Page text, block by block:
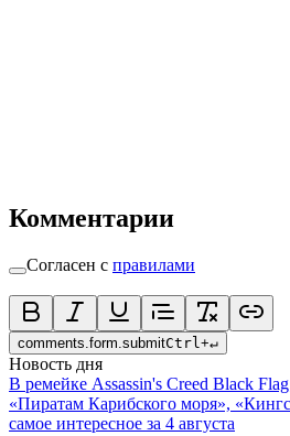
Комментарии
Согласен с правилами
comments.form.submitCtrl +↵
Новость дня
В ремейке Assassin's Creed Black
«Пиратам Карибского моря»,
самое интересное за 4 августа